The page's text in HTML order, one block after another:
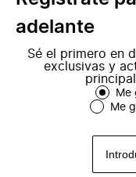
adelante
Sé el primero en
exclusivas y
Me
Me